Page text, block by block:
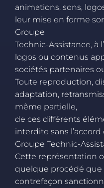
animations, sons,
leur mise en forme
Groupe
Technic-Assistance, à
logos ou contenus
sociétés partenaires
Toute reproduction,
adaptation,
même partielle,
de ces différents
interdite sans
Groupe Technic-
Cette représentation
quelque procédé que
contrefaçon